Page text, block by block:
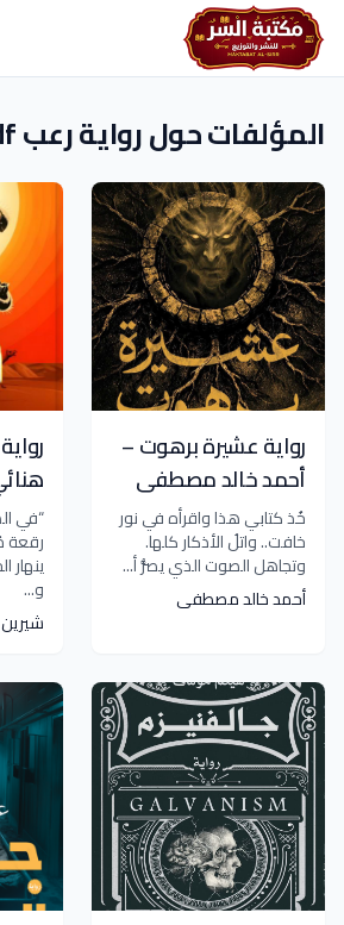
Skip to main content
المؤلفات حول رواية رعب pdf
رواية عشيرة برهوت –
أحمد خالد مصطفى
خُذ كتابي هذا واقرأه في نور
خافت.. واتلُ الأذكار كلها.
وتجاهل الصوت الذي يصرُّ أ...
أحمد خالد مصطفى
“في
رقعة
ينهار
و...